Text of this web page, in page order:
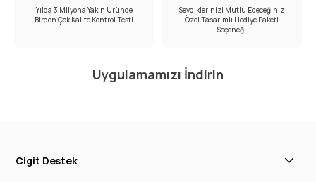
Yılda 3 Milyona Yakın Üründe
Birden Çok Kalite Kontrol Testi
Sevdiklerinizi Mutlu Edeceğiniz
Özel Tasarımlı Hediye Paketi
Seçeneği
Uygulamamızı İndirin
Cigit Destek